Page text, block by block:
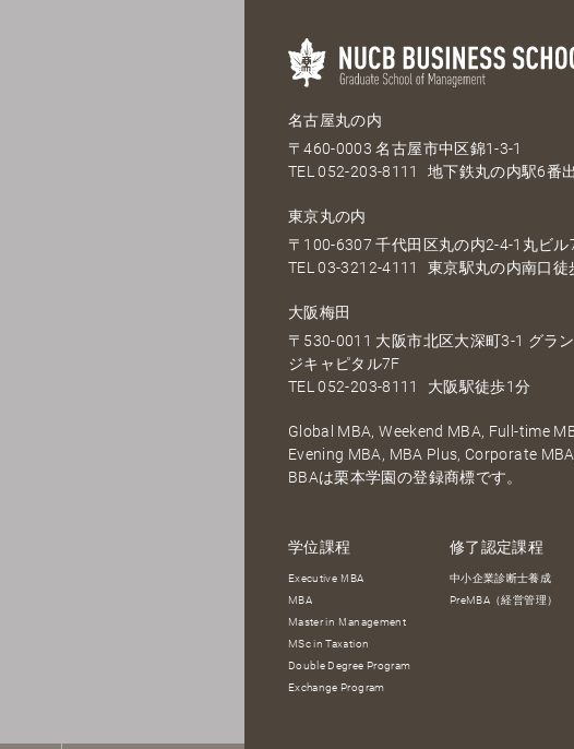
名古屋丸の内
〒460-0003 名古屋市中区錦1-3-1
TEL052-203-8111 地下鉄丸の内駅6番
東京丸の内
〒100-6307 千代田区丸の内2-4-1丸ビル
TEL03-3212-4111 東京駅丸の内南口徒
大阪梅田
〒530-0011 大阪市北区大深町3-1 グラ
ジキャピタル7F
TEL052-203-8111 大阪駅徒歩1分
Global MBA, Weekend MBA, Full-time
Evening MBA, MBA Plus, Corporate
BBAは栗本学園の登録商標です。
学位課程
Executive MBA
MBA
Master in Management
MSc in Taxation
Double Degree Program
Exchange Program
修了認定課程
中小企業診断士養成
PreMBA（経営管理）